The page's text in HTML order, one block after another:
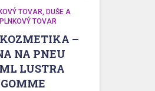
TOVAR DUŠE A
TOVAR
–
NA PNEU
LUSTRA
GOMME